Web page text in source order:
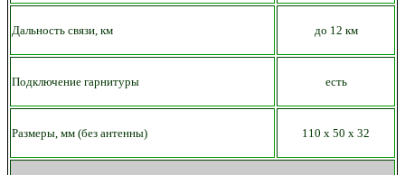
Дальность связи, км до 12 км
Подключение гарнитуры есть
Размеры, мм (без антенны) 110 х 50 х 32